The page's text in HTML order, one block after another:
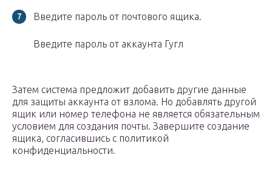
Введите пароль от почтового ящика.
Введите пароль от аккаунта Гугл
Затем система предложит добавить другие данные
для защиты аккаунта от взлома. Но добавлять другой
ящик или номер телефона не является обязательным
условием для создания почты. Завершите создание
ящика, согласившись с политикой
конфиденциальности.